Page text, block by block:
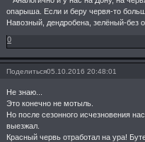
опарыша. Если и беру червя-то
Навозный, дендробена, зелёный-без
0
Поделиться05.10.2016 20:48:01
Не знаю...
Это конечно не мотыль.
Но после сезонного исчезновения
выезжал.
Красный червь отработал на ура!